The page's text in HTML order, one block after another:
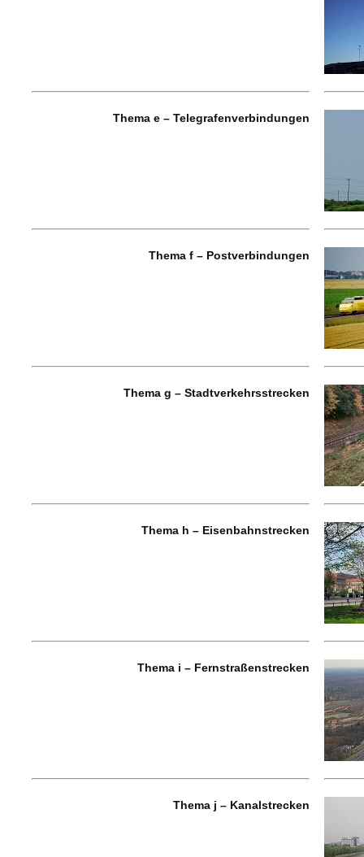
Thema e – Telegrafenverbindungen
Thema f – Postverbindungen
Thema g – Stadtverkehrsstrecken
Thema h – Eisenbahnstrecken
Thema i – Fernstraßenstrecken
Thema j – Kanalstrecken